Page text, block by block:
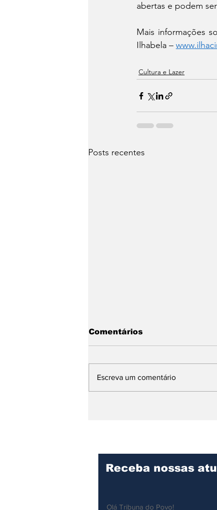
abertas e podem
Mais informações
Ilhabela –
Cultura e Lazer
Posts recentes
Comentários
Escreva um comentário
Receba nossas
Olá Tribuna do Povo!